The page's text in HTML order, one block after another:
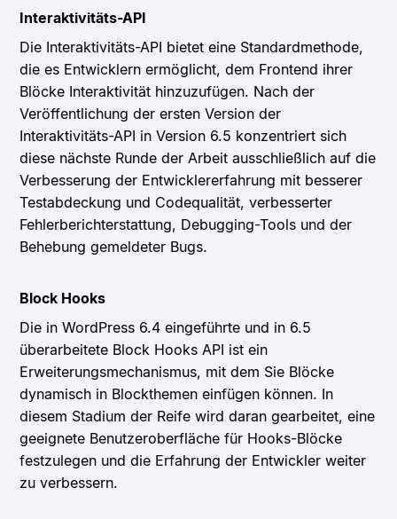
Interaktivitäts-API
Die Interaktivitäts-API bietet eine Standardmethode,
die es Entwicklern ermöglicht, dem Frontend ihrer
Blöcke Interaktivität hinzuzufügen. Nach der
Veröffentlichung der ersten Version der
Interaktivitäts-API in Version 6.5 konzentriert sich
diese nächste Runde der Arbeit ausschließlich auf die
Verbesserung der Entwicklererfahrung mit besserer
Testabdeckung und Codequalität, verbesserter
Fehlerberichterstattung, Debugging-Tools und der
Behebung gemeldeter Bugs.
Block Hooks
Die in WordPress 6.4 eingeführte und in 6.5
überarbeitete Block Hooks API ist ein
Erweiterungsmechanismus, mit dem Sie Blöcke
dynamisch in Blockthemen einfügen können. In
diesem Stadium der Reife wird daran gearbeitet, eine
geeignete Benutzeroberfläche für Hooks-Blöcke
festzulegen und die Erfahrung der Entwickler weiter
zu verbessern.